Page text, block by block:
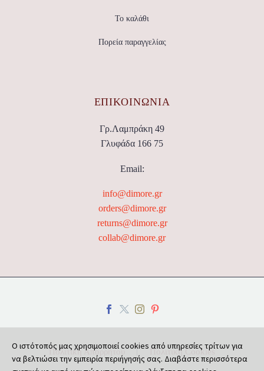
Το καλάθι
Πορεία παραγγελίας
ΕΠΙΚΟΙΝΩΝΊΑ
Γρ.Λαμπράκη 49
Γλυφάδα 166 75
Email:
info@dimore.gr
orders@dimore.gr
returns@dimore.gr
collab@dimore.gr
Πολιτική Απορρήτου Πολιτική Cookies
Ο ιστότοπός μας χρησιμοποιεί cookies από υπηρεσίες τρίτων για
να βελτιώσει την εμπειρία περιήγησής σας. Διαβάστε περισσότερα